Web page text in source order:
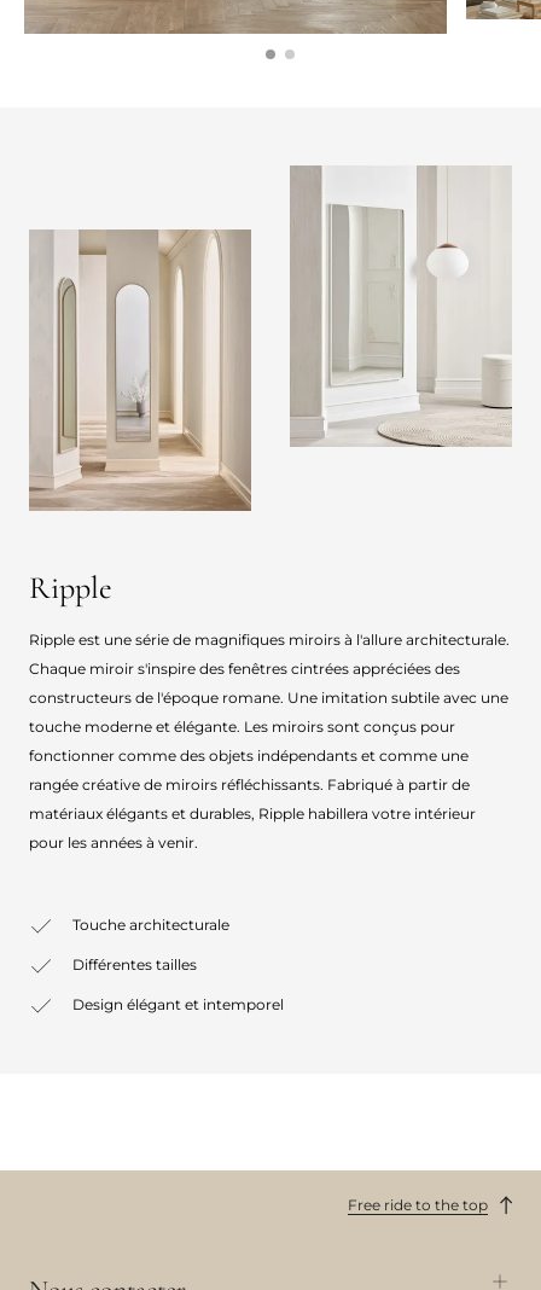
Ripple
Ripple est une série de magnifiques miroirs à l'allure architecturale.
Chaque miroir s'inspire des fenêtres cintrées appréciées des
constructeurs de l'époque romane. Une imitation subtile avec une
touche moderne et élégante. Les miroirs sont conçus pour
fonctionner comme des objets indépendants et comme une
rangée créative de miroirs réfléchissants. Fabriqué à partir de
matériaux élégants et durables, Ripple habillera votre intérieur
pour les années à venir.
Touche architecturale
Différentes tailles
Design élégant et intemporel
Free ride to the top